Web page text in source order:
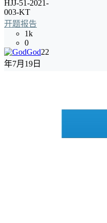
HJJ-51-2021-
003-KT
开题报告
1k
0
God22
年7月19日